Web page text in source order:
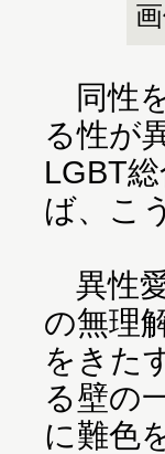
同性
る性が
LGBT
ば、こ
異性
の無理
をきた
る壁の
に難色